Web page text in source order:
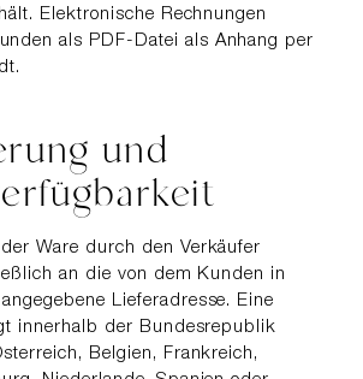
Elektronische Rechnungen
als PDF-Datei als Anhang per
und
Ware durch den Verkäufer
an die von dem Kunden in
Lieferadresse. Eine
innerhalb der Bundesrepublik
Belgien, Frankreich,